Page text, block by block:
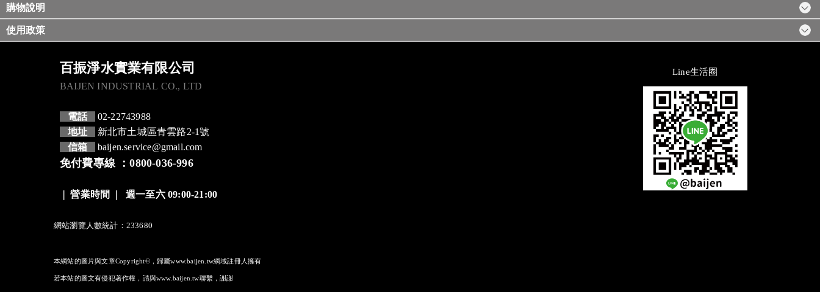
購物說明
使用政策
百振淨水實業有限公司
BAIJEN INDUSTRIAL CO., LTD
電話
02-22743988
地址
新北市土城區青雲路2-1號
信箱
baijen.service@gmail.com
免付費專線 ：0800-036-996
營業時間 ❘週一至六 09:00-21:00
Line生活圈
網站瀏覽人數統計：233680
本網站的圖片與文章Copyright©，歸屬www.baijen.tw網域註冊人擁有
若本站的圖文有侵犯著作權，請與www.baijen.tw聯繫，謝謝